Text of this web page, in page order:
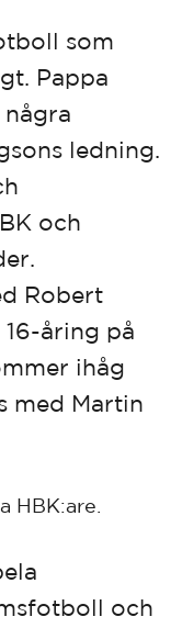
som
Pappa
några
ledning.
och
Robert
åring på
ihåg
med Martin
HBK:are.
och